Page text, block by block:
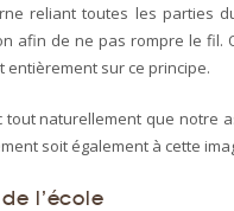
reliant toutes les parties
afin de ne pas rompre le fil.
entièrement sur ce principe.
tout naturellement que notre
soit également à cette
de l’école